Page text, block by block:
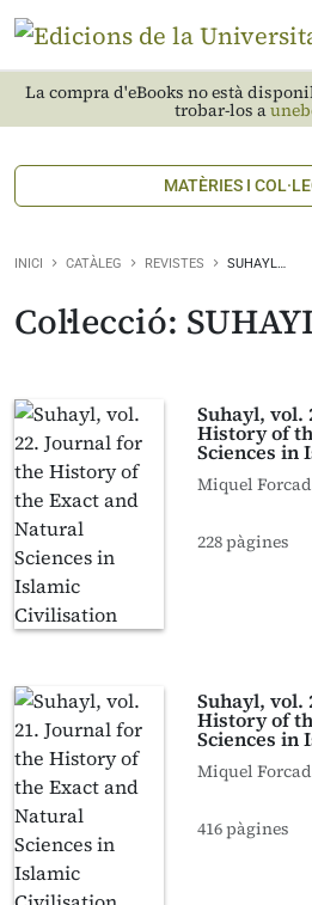
La compra d'eBooks no està
trobar-los a
MATÈRIES I
INICI CATÀLEG REVISTES SUHAYL…
Col·lecció:
Suhayl, vol.
History of
Sciences in
Miquel
228 pàgines
Suhayl, vol.
History of
Sciences in
Miquel
416 pàgines